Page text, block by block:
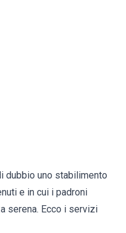
dubbio uno stabilimento
e in cui i padroni
serena. Ecco i servizi